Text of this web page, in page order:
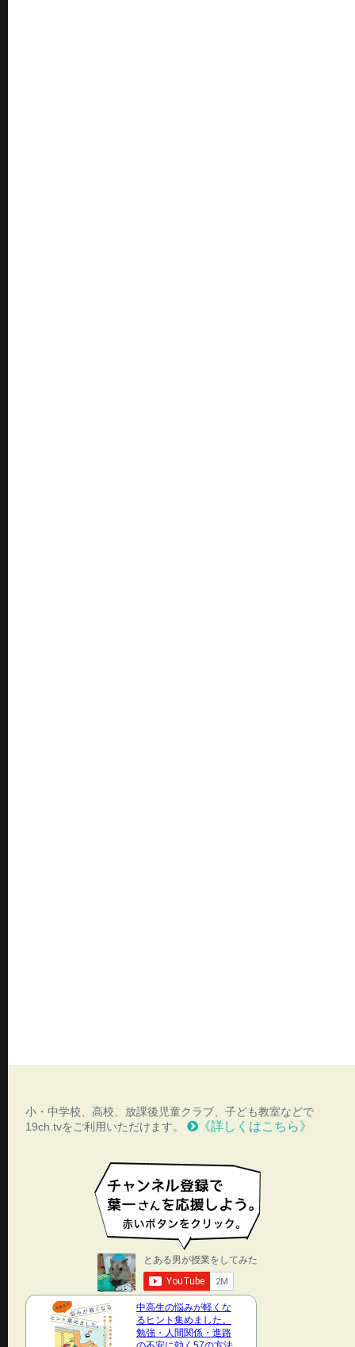
小・中学校、高校、放課後児童クラブ、子ども教室などで
19ch.tvをご利用いただけます。
《詳しくはこちら》
中高生の悩みが軽くな
るヒント集めました。
勉強・人間関係・進路